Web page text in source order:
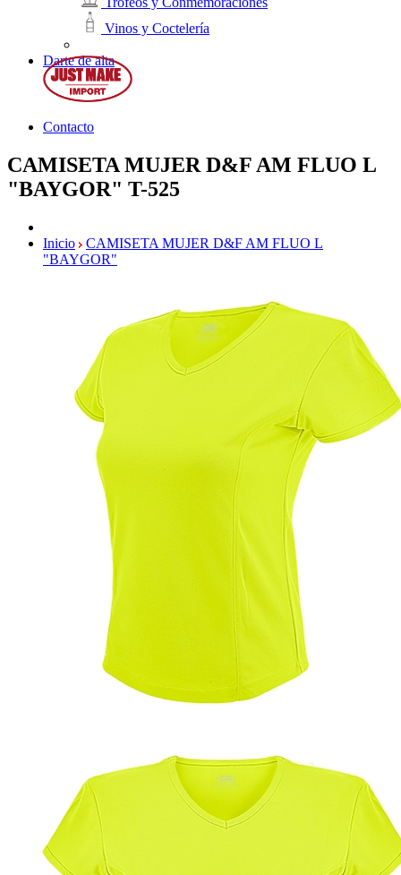
Vinos y Coctelería
Darte de alta
Contacto
CAMISETA MUJER D&F AM FLUO L
"BAYGOR" T-525
Inicio
CAMISETA MUJER D&F AM FLUO L
"BAYGOR"